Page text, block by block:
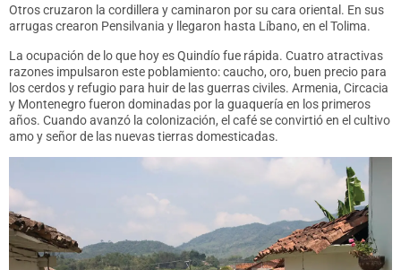
Otros cruzaron la cordillera y caminaron por su cara oriental. En sus
arrugas crearon Pensilvania y llegaron hasta Líbano, en el Tolima.
La ocupación de lo que hoy es Quindío fue rápida. Cuatro atractivas
razones impulsaron este poblamiento: caucho, oro, buen precio para
los cerdos y refugio para huir de las guerras civiles. Armenia, Circacia
y Montenegro fueron dominadas por la guaquería en los primeros
años. Cuando avanzó la colonización, el café se convirtió en el cultivo
amo y señor de las nuevas tierras domesticadas.